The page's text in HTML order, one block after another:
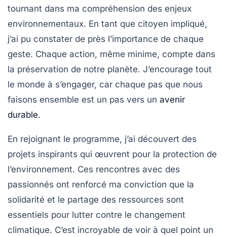
tournant dans ma compréhension des enjeux
environnementaux. En tant que citoyen impliqué,
j’ai pu constater de près l’importance de chaque
geste. Chaque action, même minime, compte dans
la préservation de notre planète. J’encourage tout
le monde à s’engager, car chaque pas que nous
faisons ensemble est un pas vers un avenir
durable.
En rejoignant le programme, j’ai découvert des
projets inspirants qui œuvrent pour la protection de
l’environnement. Ces rencontres avec des
passionnés ont renforcé ma conviction que la
solidarité et le partage des ressources sont
essentiels pour lutter contre le changement
climatique. C’est incroyable de voir à quel point un